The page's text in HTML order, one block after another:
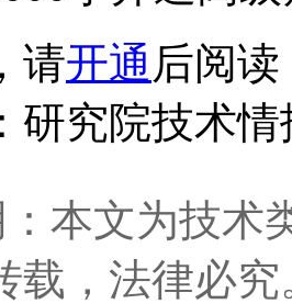
请开通 后阅读
研究院技术
本文为技术
载，法律必究